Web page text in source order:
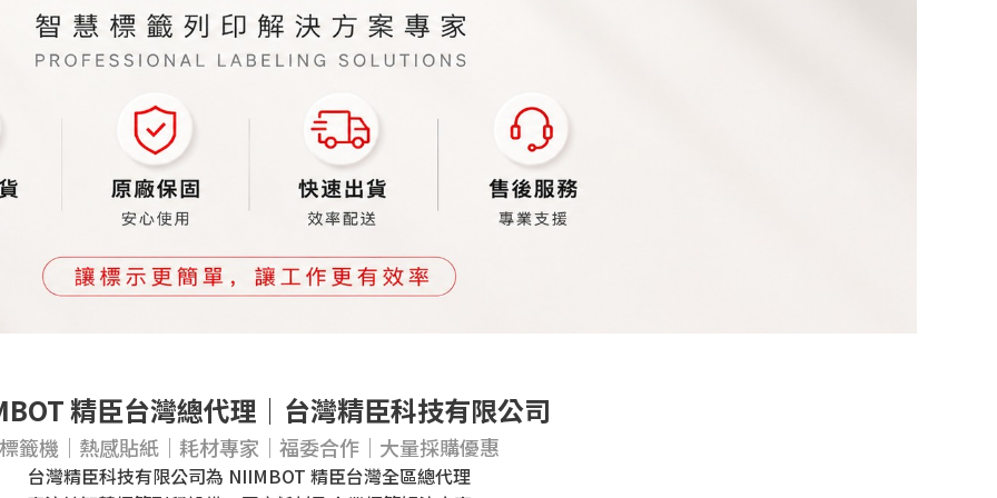
精臣台灣總代理｜台灣精臣科技有限公司
標籤機｜熱感貼紙｜耗材專家｜福委合作｜大量採購優惠
台灣精臣科技有限公司為 NIIMBOT 精臣台灣全區總代理